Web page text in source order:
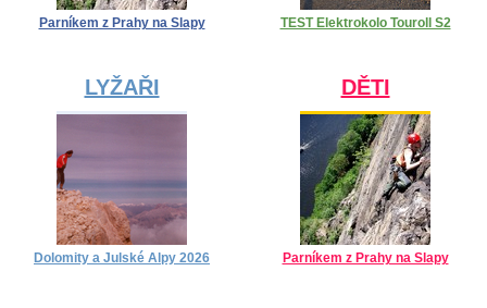
Parníkem z Prahy na Slapy TEST Elektrokolo Touroll S2
LYŽAŘI
Dolomity a Julské Alpy 2026
DĚTI
Parníkem z Prahy na Slapy